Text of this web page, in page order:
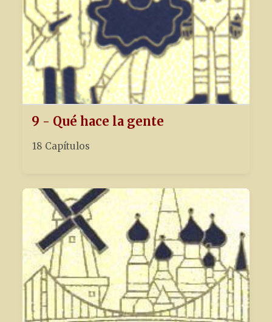
9 - Qué hace la gente
18 Capítulos